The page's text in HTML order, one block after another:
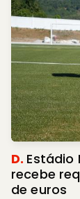
D. Estádio
recebe
de euros